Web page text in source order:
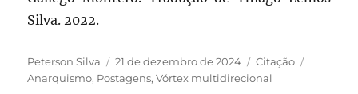
Silva. 2022.
Autor
Peterson Silva
Publicado
em
21 de dezembro de 2024 Formato
Citação
Anarquismo, Postagens,Vórtex multidirecional